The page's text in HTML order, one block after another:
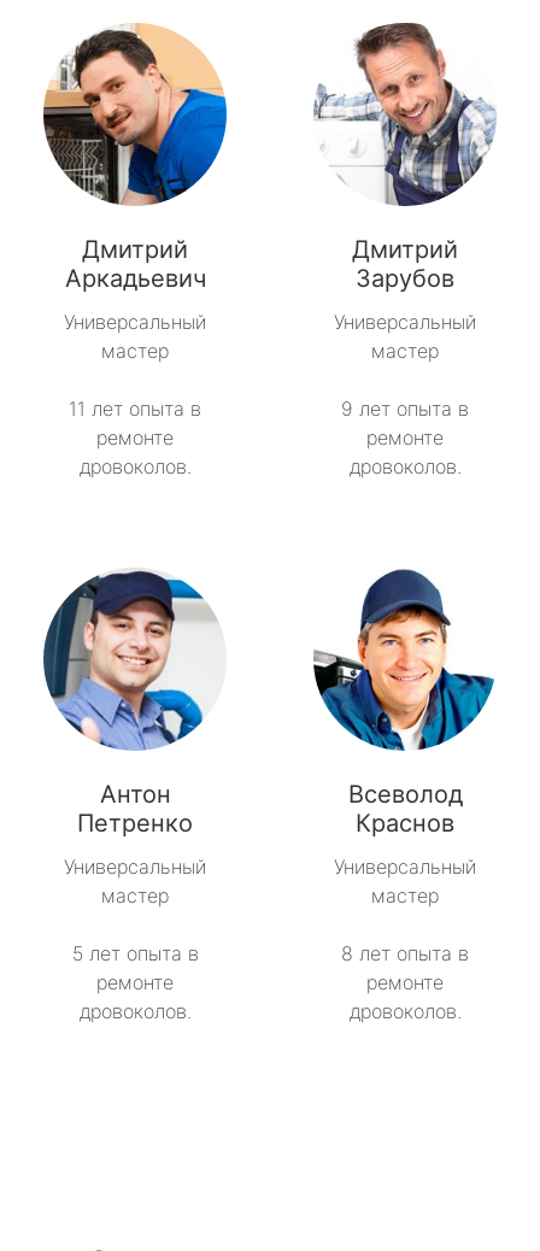
Дмитрий
Аркадьевич
Универсальный
мастер
11 лет опыта в
ремонте
дровоколов.
Дмитрий
Зарубов
Универсальный
мастер
9 лет опыта в
ремонте
дровоколов.
Антон
Петренко
Универсальный
мастер
5 лет опыта в
ремонте
дровоколов.
Всеволод
Краснов
Универсальный
мастер
8 лет опыта в
ремонте
дровоколов.